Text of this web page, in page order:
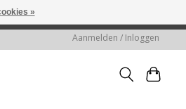
Aanmelden / Inloggen
»